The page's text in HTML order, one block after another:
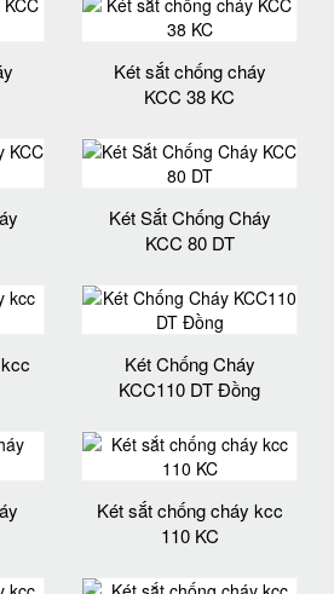
Két sắt chống cháy
KCC 38 KC
Két Sắt Chống Cháy
KCC 80 DT
Két Chống Cháy
KCC110 DT Đồng
Két sắt chống cháy kcc
110 KC